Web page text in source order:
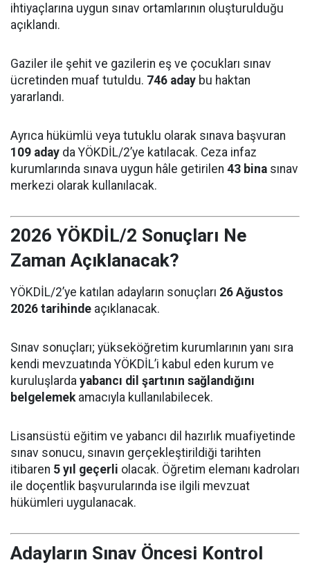
ihtiyaçlarına uygun sınav ortamlarının oluşturulduğu
açıklandı.
Gaziler ile şehit ve gazilerin eş ve çocukları sınav
ücretinden muaf tutuldu. 746 aday bu haktan
yararlandı.
Ayrıca hükümlü veya tutuklu olarak sınava başvuran
109 aday da YÖKDİL/2’ye katılacak. Ceza infaz
kurumlarında sınava uygun hâle getirilen 43 bina sınav
merkezi olarak kullanılacak.
2026 YÖKDİL/2 Sonuçları Ne
Zaman Açıklanacak?
YÖKDİL/2’ye katılan adayların sonuçları 26 Ağustos
2026 tarihinde açıklanacak.
Sınav sonuçları; yükseköğretim kurumlarının yanı sıra
kendi mevzuatında YÖKDİL’i kabul eden kurum ve
kuruluşlarda yabancı dil şartının sağlandığını
belgelemekamacıyla kullanılabilecek.
Lisansüstü eğitim ve yabancı dil hazırlık muafiyetinde
sınav sonucu, sınavın gerçekleştirildiği tarihten
itibaren 5 yıl geçerli olacak. Öğretim elemanı kadroları
ile doçentlik başvurularında ise ilgili mevzuat
hükümleri uygulanacak.
Adayların Sınav Öncesi Kontrol